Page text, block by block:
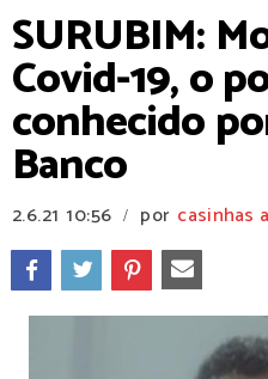
SURUBIM:
Covid-19, o
conhecido
Banco
2.6.21 10:56 / por casinhas